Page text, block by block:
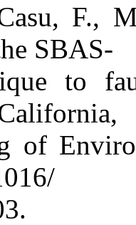
F.,
SBAS-
to
of